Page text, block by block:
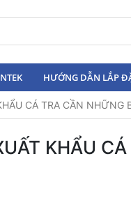
HƯỚNG DẪN LẮP
CÁ TRA CẦN NHỮNG
KHẨU